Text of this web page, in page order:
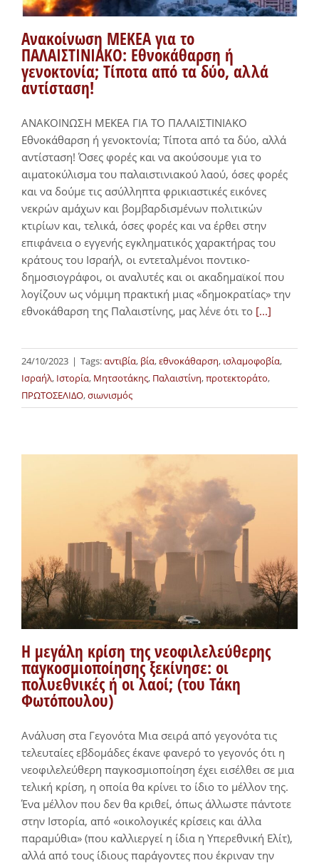
Ανακοίνωση ΜΕΚΕΑ για το
ΠΑΛΑΙΣΤΙΝΙΑΚΟ: Εθνοκάθαρση ή
γενοκτονία; Τίποτα από τα δύο, αλλά
αντίσταση!
ΑΝΑΚΟΙΝΩΣΗ ΜΕΚΕΑ ΓΙΑ ΤΟ ΠΑΛΑΙΣΤΙΝΙΑΚΟ
Εθνοκάθαρση ή γενοκτονία; Τίποτα από τα δύο, αλλά
αντίσταση! Όσες φορές και να ακούσουμε για το
αιματοκύλισμα του παλαιστινιακού λαού, όσες φορές
και να δούμε τις ασύλληπτα φρικιαστικές εικόνες
νεκρών αμάχων και βομβαρδισμένων πολιτικών
κτιρίων και, τελικά, όσες φορές και να έρθει στην
επιφάνεια ο εγγενής εγκληματικός χαρακτήρας του
κράτους του Ισραήλ, οι εντεταλμένοι ποντικο-
δημοσιογράφοι, οι αναλυτές και οι ακαδημαϊκοί που
λογίζουν ως νόμιμη πρακτική μιας «δημοκρατίας» την
εθνοκάθαρση της Παλαιστίνης, μας λένε ότι το [...]
24/10/2023 | Tags:αντιβία, βία,εθνοκάθαρση, ισλαμοφοβία,
Ισραήλ, Ιστορία, Μητσοτάκης, Παλαιστίνη,προτεκτοράτο,
ΠΡΩΤΟΣΕΛΙΔΟ,σιωνισμός
Η μεγάλη κρίση της νεοφιλελεύθερης
παγκοσμιοποίησης ξεκίνησε: οι
πολυεθνικές ή οι λαοί; (του Τάκη
Φωτόπουλου)
Ανάλυση στα Γεγονότα Μια σειρά από γεγονότα τις
τελευταίες εβδομάδες έκανε φανερό το γεγονός ότι η
νεοφιλελεύθερη παγκοσμιοποίηση έχει εισέλθει σε μια
τελική κρίση, η οποία θα κρίνει το ίδιο το μέλλον της.
Ένα μέλλον που δεν θα κριθεί, όπως άλλωστε πάντοτε
στην Ιστορία, από «οικολογικές κρίσεις και άλλα
παραμύθια» (που καλλιεργεί η ίδια η Υπερεθνική Ελίτ),
αλλά από τους ίδιους παράγοντες που έκριναν την